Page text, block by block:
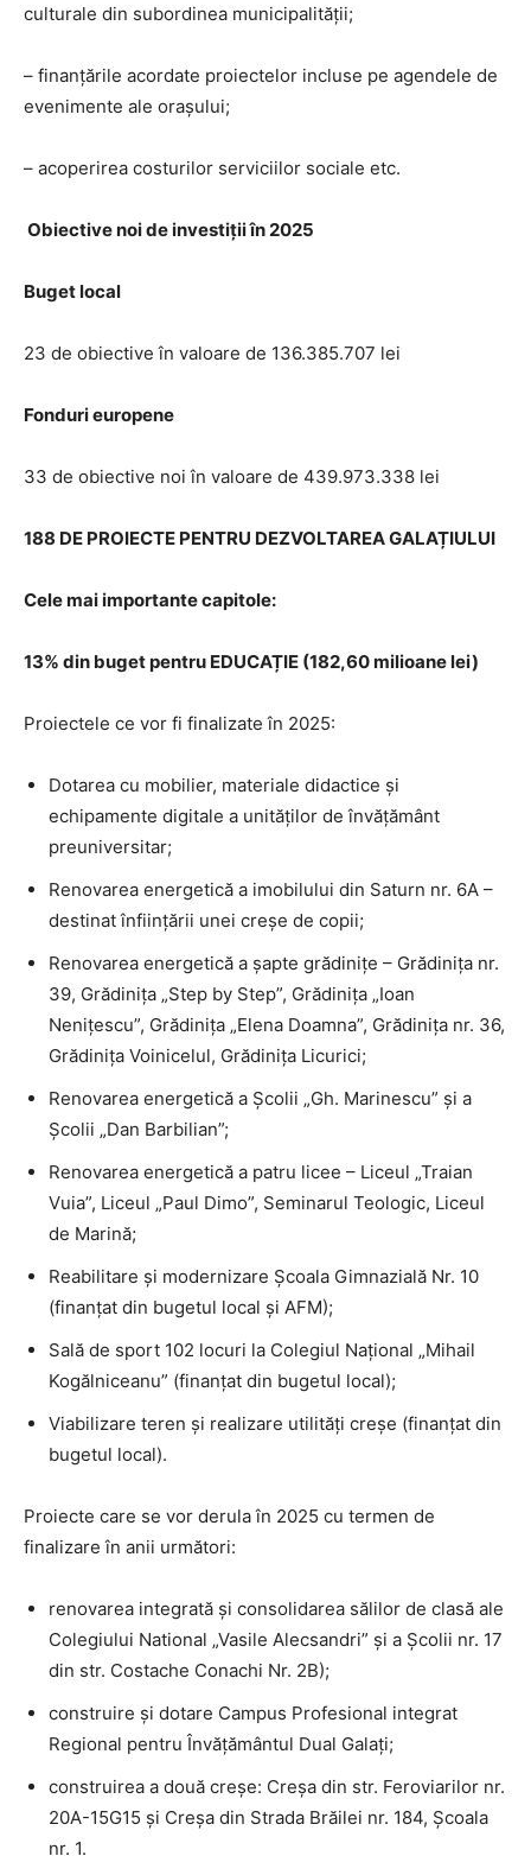
culturale din subordinea municipalității;
– finanțările acordate proiectelor incluse pe agendele de
evenimente ale orașului;
– acoperirea costurilor serviciilor sociale etc.
Obiective noi de investiții în 2025
Buget local
23 de obiective în valoare de 136.385.707 lei
Fonduri europene
33 de obiective noi în valoare de 439.973.338 lei
188 DE PROIECTE PENTRU DEZVOLTAREA GALAȚIULUI
Cele mai importante capitole:
13% din buget pentru EDUCAȚIE (182,60 milioane lei)
Proiectele ce vor fi finalizate în 2025:
Dotarea cu mobilier, materiale didactice și
echipamente digitale a unităților de învățământ
preuniversitar;
Renovarea energetică a imobilului din Saturn nr. 6A –
destinat înființării unei creșe de copii;
Renovarea energetică a șapte grădinițe – Grădinița nr.
39, Grădinița „Step by Step”, Grădinița „Ioan
Nenițescu”, Grădinița „Elena Doamna”, Grădinița nr. 36,
Grădinița Voinicelul, Grădinița Licurici;
Renovarea energetică a Școlii „Gh. Marinescu” și a
Școlii „Dan Barbilian”;
Renovarea energetică a patru licee – Liceul „Traian
Vuia”, Liceul „Paul Dimo”, Seminarul Teologic, Liceul
de Marină;
Reabilitare și modernizare Școala Gimnazială Nr. 10
(finanțat din bugetul local și AFM);
Sală de sport 102 locuri la Colegiul Național „Mihail
Kogălniceanu” (finanțat din bugetul local);
Viabilizare teren și realizare utilități creșe (finanțat din
bugetul local).
Proiecte care se vor derula în 2025 cu termen de
finalizare în anii următori:
renovarea integrată și consolidarea sălilor de clasă ale
Colegiului National „Vasile Alecsandri” și a Școlii nr. 17
din str. Costache Conachi Nr. 2B);
construire și dotare Campus Profesional integrat
Regional pentru Învățământul Dual Galați;
construirea a două creșe: Creșa din str. Feroviarilor nr.
20A-15G15 și Creșa din Strada Brăilei nr. 184, Școala
nr. 1.